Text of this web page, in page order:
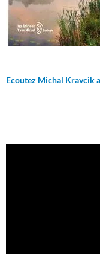
Ecoutez Michal Kravcik